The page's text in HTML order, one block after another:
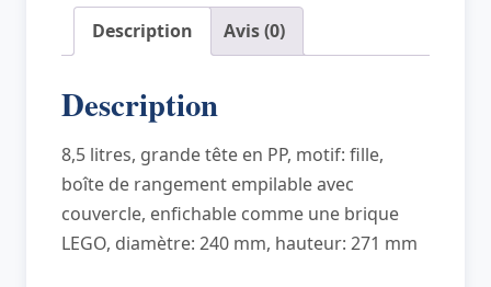
de
HEAD
L,
jaune
Description Avis (0)
Description
8,5 litres, grande tête en PP, motif: fille,
boîte de rangement empilable avec
couvercle, enfichable comme une brique
LEGO, diamètre: 240 mm, hauteur: 271 mm